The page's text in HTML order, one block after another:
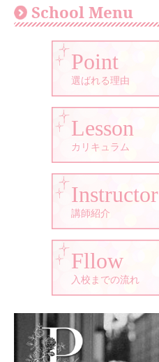
School Menu
Point
選ばれる理由
Lesson
カリキュラム
Instructor
講師紹介
Fllow
入校までの流れ